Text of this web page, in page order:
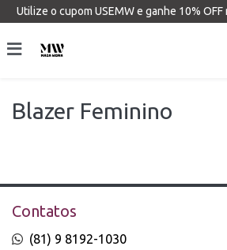
Utilize o cupom USEMW e ganhe 10%
Blazer Feminino
Contatos
(81) 9 8192-1030